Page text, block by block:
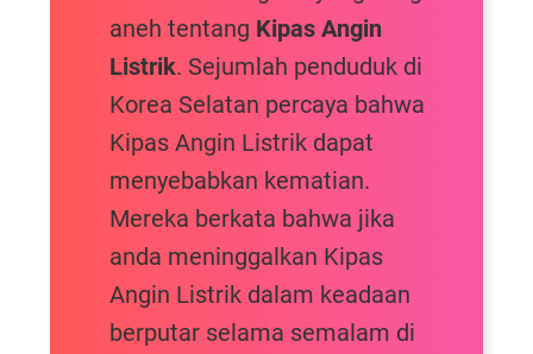
aneh tentang Kipas Angin
Listrik. Sejumlah penduduk di
Korea Selatan percaya bahwa
Kipas Angin Listrik dapat
menyebabkan kematian.
Mereka berkata bahwa jika
anda meninggalkan Kipas
Angin Listrik dalam keadaan
berputar selama semalam di